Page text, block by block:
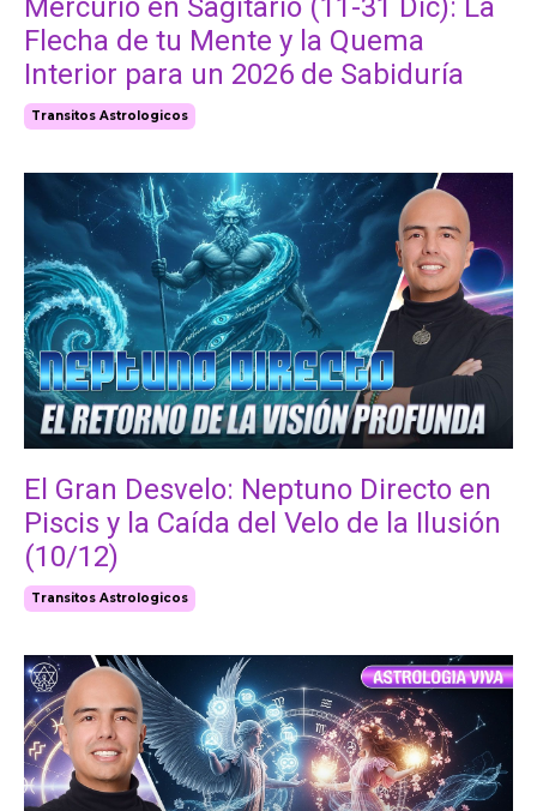
Mercurio en Sagitario (11-31 Dic): La
Flecha de tu Mente y la Quema
Interior para un 2026 de Sabiduría
Transitos Astrologicos
El Gran Desvelo: Neptuno Directo en
Piscis y la Caída del Velo de la Ilusión
(10/12)
Transitos Astrologicos